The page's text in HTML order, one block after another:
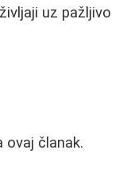
uz pažljivo
ovaj članak.